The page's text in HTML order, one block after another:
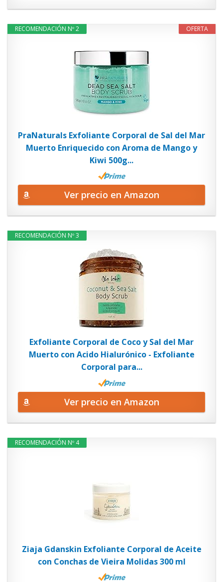
OFERTA
RECOMENDACIÓN Nº 2
PraNaturals Exfoliante Corporal de Sal del Mar
Muerto Enriquecido con Aroma de Mango y
Kiwi 500g...
Ver precio en Amazon
RECOMENDACIÓN Nº 3
Exfoliante Corporal de Coco y Sal del Mar
Muerto con Acido Hialurónico - Exfoliante
Corporal para...
Ver precio en Amazon
RECOMENDACIÓN Nº 4
Ziaja Gdanskin Exfoliante Corporal de Aceite
con Conchas de Vieira Molidas 300 ml